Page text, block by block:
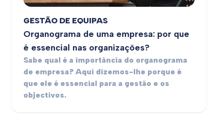
GESTÃO DE EQUIPAS
Organograma de uma empresa: por que
é essencial nas organizações?
Sabe qual é a importância do organograma
de empresa? Aqui dizemos-lhe porque é
que ele é essencial para a gestão e os
objectivos.